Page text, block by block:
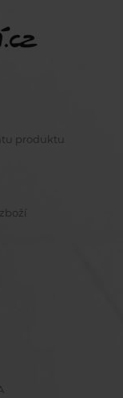
produktu